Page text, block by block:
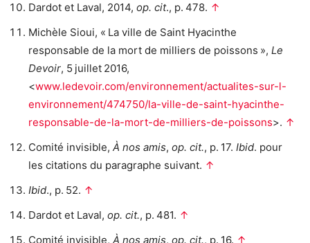
Dardot et Laval, 2014, op. cit., p. 478. ↑
Michèle Sioui, « La ville de Saint Hyacinthe
responsable de la mort de milliers de poissons », Le
Devoir, 5 juillet 2016,
<www.ledevoir.com/environnement/actualites-sur-l-
environnement/474750/la-ville-de-saint-hyacinthe-
responsable-de-la-mort-de-milliers-de-poissons>. ↑
Comité invisible, À nos amis, op. cit., p. 17. Ibid. pour
les citations du paragraphe suivant. ↑
Ibid., p. 52. ↑
Dardot et Laval, op. cit., p. 481. ↑
Comité invisible, À nos amis, op. cit., p. 16. ↑